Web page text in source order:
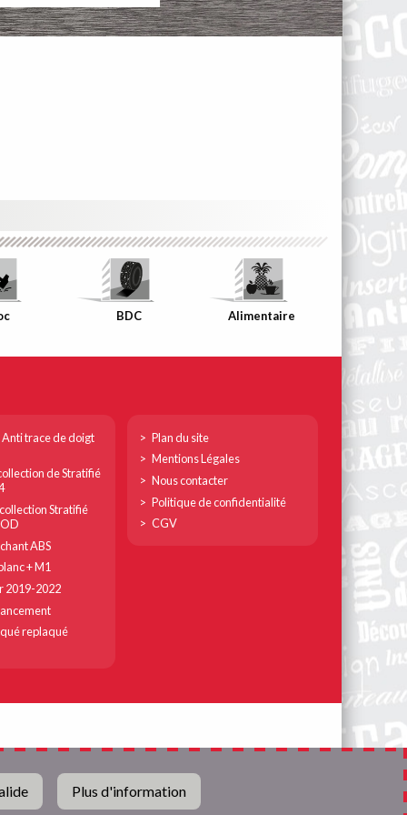
BDC Alimentaire
trace de doigt
de Stratifié
Stratifié
ABS
+ M1
2019-2022
replaqué
Footer
col
Plan du site
Mentions Légales
Nous contacter
Politique de confidentialité
CGV
Plus d'information